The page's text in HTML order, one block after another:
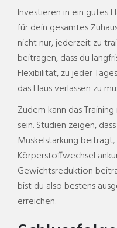
Investieren in ein gutes
für dein gesamtes
nicht nur, jederzeit zu
beitragen, dass du
Flexibilität, zu jeder
das Haus verlassen zu
Zudem kann das
sein. Studien zeigen,
Muskelstärkung
Körperstoffwechsel
Gewichtsreduktion
bist du also bestens
erreichen.